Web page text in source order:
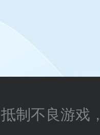
抵制不良游戏